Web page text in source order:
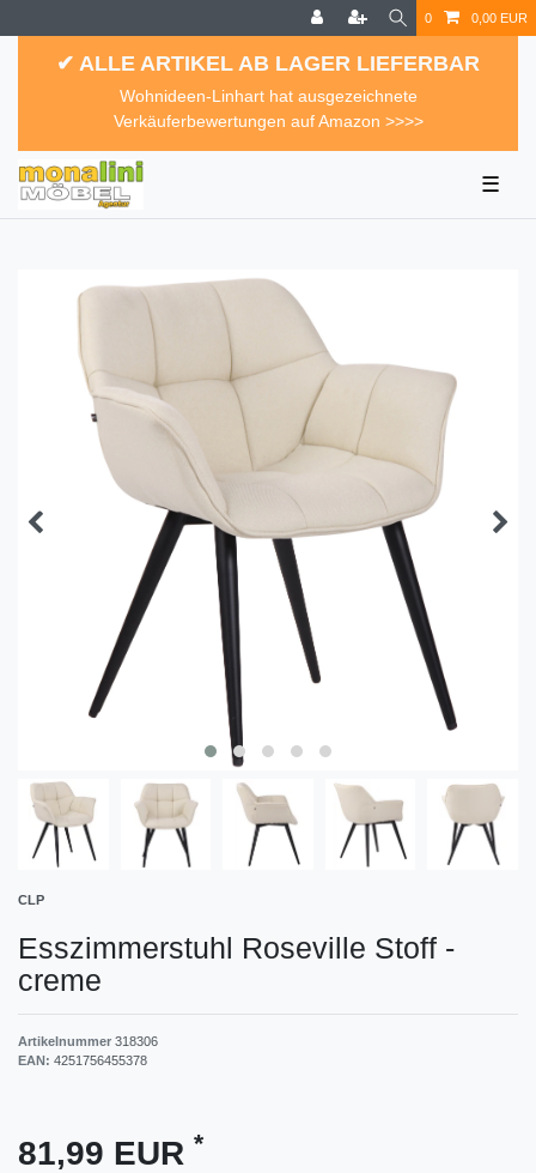
0 0,00 EUR
✔ ALLE ARTIKEL AB LAGER LIEFERBAR
Wohnideen-Linhart hat ausgezeichnete
Verkäuferbewertungen auf Amazon >>>>
☰
CLP
Esszimmerstuhl Roseville Stoff -
creme
Artikelnummer 318306
EAN: 4251756455378
81,99 EUR *